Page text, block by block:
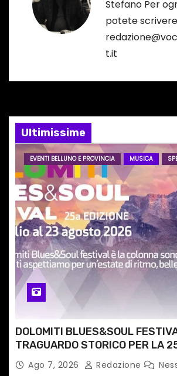
e
a
r
t
i
c
o
l
i
Stefano Per
potete
t.it
Ultimissime
EVENTI BELLUNO E PROVINCIA MUSICA
DOLOMITI BLUES&SOUL
TRAGUARDO STORICO PER LA
TRA LE CIME PATRIMONIO
Ago 7, 2026 Redazione